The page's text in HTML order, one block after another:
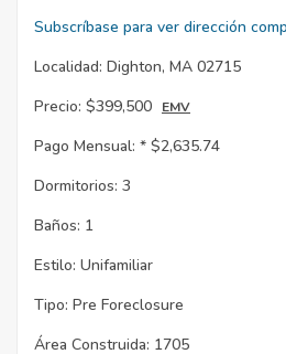
Subscríbase para ver dirección
Localidad: Dighton, MA 02715
Precio: $399,500 EMV
Pago Mensual: * $2,635.74
Dormitorios: 3
Baños: 1
Estilo: Unifamiliar
Tipo: Pre Foreclosure
Área Construida: 1705